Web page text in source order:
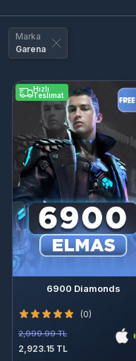
Marka
Garena
Hızlı
Teslimat
6900 Diamonds
(0)
2,999.99 TL
2,923.15 TL